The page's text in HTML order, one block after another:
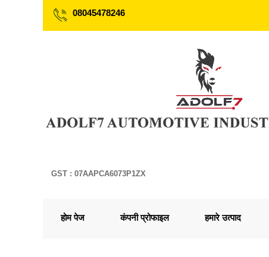
08045478246
GST : 07AAPCA6073P1ZX
होम पेज कंपनी प्रोफाइल हमारे उत्पाद